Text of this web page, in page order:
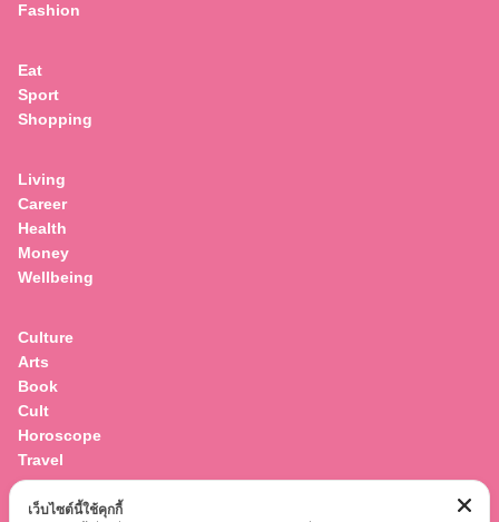
Fashion
Eat
Sport
Shopping
Living
Career
Health
Money
Wellbeing
Culture
Arts
Book
Cult
Horoscope
Travel
เว็บไซต์นี้ใช้คุกกี้